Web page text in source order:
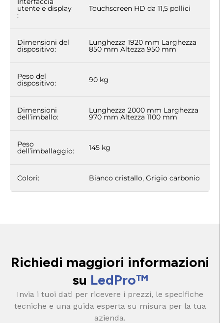
utente e display
:
Touchscreen HD da 11,5 pollici
Dimensioni del
dispositivo:
Lunghezza 1920 mm Larghezza
850 mm Altezza 950 mm
Peso del
dispositivo: 90 kg
Dimensioni
dell’imballo:
Lunghezza 2000 mm Larghezza
970 mm Altezza 1100 mm
Peso
dell’imballaggio: 145 kg
Colori: Bianco cristallo, Grigio carbonio
Richiedi maggiori informazioni
su LedPro™
Invia i tuoi dati per ricevere i prezzi, le specifiche
tecniche e una guida esperta su misura per la tua
azienda.